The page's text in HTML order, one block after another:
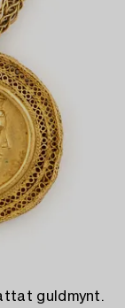
guldmynt.